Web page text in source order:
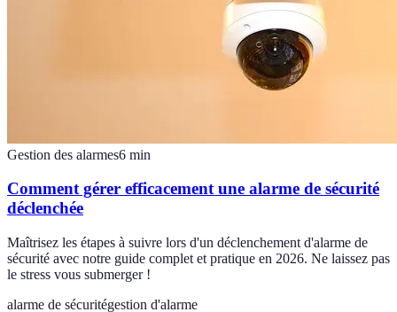
Gestion des alarmes6 min
Comment gérer efficacement une alarme de sécurité
déclenchée
Maîtrisez les étapes à suivre lors d'un déclenchement d'alarme de
sécurité avec notre guide complet et pratique en 2026. Ne laissez pas
le stress vous submerger !
alarme de sécuritégestion d'alarme